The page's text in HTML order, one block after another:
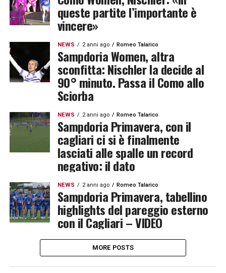
queste partite l’importante è
vincere»
NEWS 2 anni ago Romeo Talarico
Sampdoria Women, altra
sconfitta: Nischler la decide al
90° minuto. Passa il Como allo
Sciorba
NEWS 2 anni ago Romeo Talarico
Sampdoria Primavera, con il
cagliari ci si è finalmente
lasciati alle spalle un record
negativo: il dato
NEWS 2 anni ago Romeo Talarico
Sampdoria Primavera, tabellino
highlights del pareggio esterno
con il Cagliari – VIDEO
MORE POSTS